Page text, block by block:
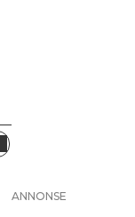
ANNONSE